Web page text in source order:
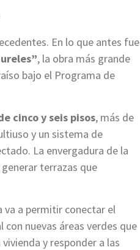
En lo que antes fue
, la obra más grande
bajo el Programa de
cinco y seis pisos, más de
y un sistema de
La envergadura de la
terrazas que
va a permitir conectar el
nuevas áreas verdes que
y responder a las